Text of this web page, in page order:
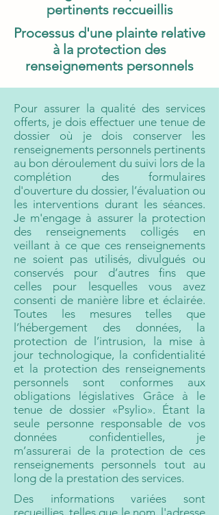
pertinents reccueillis
Processus d'une plainte relative
à la protection des
renseignements personnels
Pour assurer la qualité des services
offerts, je dois effectuer une tenue de
dossier où je dois conserver les
renseignements personnels pertinents
au bon déroulement du suivi lors de la
complétion des formulaires
d'ouverture du dossier, l’évaluation ou
les interventions durant les séances.
Je m'engage à assurer la protection
des renseignements colligés en
veillant à ce que ces renseignements
ne soient pas utilisés, divulgués ou
conservés pour d’autres fins que
celles pour lesquelles vous avez
consenti de manière libre et éclairée.
Toutes les mesures telles que
l’hébergement des données, la
protection de l’intrusion, la mise à
jour technologique, la confidentialité
et la protection des renseignements
personnels sont conformes aux
obligations législatives Grâce à le
tenue de dossier «Psylio». Étant la
seule personne responsable de vos
données confidentielles, je
m’assurerai de la protection de ces
renseignements personnels tout au
long de la prestation des services.
Des informations variées sont
recueillies, telles que le nom, l'adresse